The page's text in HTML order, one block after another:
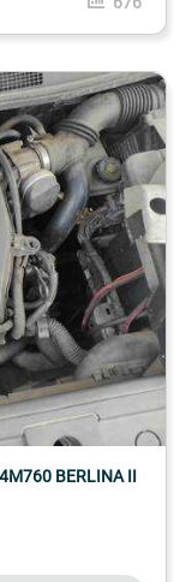
BERLINA II